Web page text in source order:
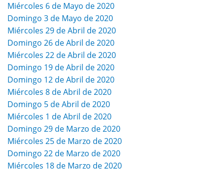
Miércoles 6 de Mayo de 2020
Domingo 3 de Mayo de 2020
Miércoles 29 de Abril de 2020
Domingo 26 de Abril de 2020
Miércoles 22 de Abril de 2020
Domingo 19 de Abril de 2020
Domingo 12 de Abril de 2020
Miércoles 8 de Abril de 2020
Domingo 5 de Abril de 2020
Miércoles 1 de Abril de 2020
Domingo 29 de Marzo de 2020
Miércoles 25 de Marzo de 2020
Domingo 22 de Marzo de 2020
Miércoles 18 de Marzo de 2020